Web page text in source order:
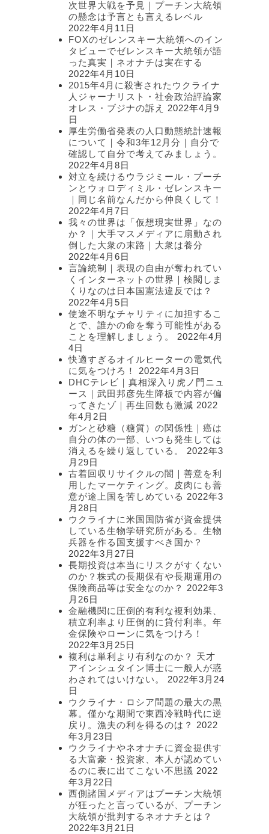
次世界大戦を予見｜プーチン大統領
の懸念は予言とも言えるレベル
2022年4月11日
FOXのゼレンスキー大統領へのイン
タビューでゼレンスキー大統領が語
った真実｜ネオナチは実在する
2022年4月10日
2015年4月に殺害されたウクライナ
人ジャーナリスト・社会政治評論家
オレス・ブジナの訴え
2022年4月9
日
厚生労働省発表の人口動態統計速報
について｜令和3年12月分｜自分で
確認して自分で考えてみましょう。
2022年4月8日
対立を続けるウラジミール・プーチ
ンとウォロディミル・ゼレンスキー
｜同じ名前なんだから仲良くして！
2022年4月7日
我々の世界は「仮想現実世界」なの
か？｜大手マスメディアに扇動され
倒した大衆の末路｜大衆は養分
2022年4月6日
言論統制｜表現の自由が奪われてい
くインターネットの世界｜検閲しま
くりなのは日本国憲法違反では？
2022年4月5日
使途不明なチャリティに加担するこ
とで、誰かの命を奪う可能性がある
ことを理解しましょう。
2022年4月
4日
快適すぎるオイルヒーターの電気代
に気をつけろ！
2022年4月3日
DHCテレビ｜真相深入り虎ノ門ニュ
ース｜武田邦彦先生降板で内容が偏
ってきたゾ｜再生回数も激減 2022
年4月2日
ガンと砂糖（糖質）の関係性｜癌は
自分の体の一部、いつも発生しては
消えるを繰り返している。
2022年3
月29日
古着回収リサイクルの闇｜善意を利
用したマーケティング。皮肉にも善
意が途上国を苦しめている 2022年3
月28日
ウクライナに米国国防省が資金提供
している生物学研究所がある。生物
兵器を作る国支援すべき国か？
2022年3月27日
長期投資は本当にリスクがすくない
のか？株式の長期保有や長期運用の
保険商品等は安全なのか？
2022年3
月26日
金融機関に圧倒的有利な複利効果、
積立利率より圧倒的に貸付利率。年
金保険やローンに気をつけろ！
2022年3月25日
複利は単利より有利なのか？ 天才
アインシュタイン博士に一般人が惑
わされてはいけない。
2022年3月24
日
ウクライナ・ロシア問題の最大の黒
幕。僅かな期間で東西冷戦時代に逆
戻り。漁夫の利を得るのは？
2022
年3月23日
ウクライナやネオナチに資金提供す
る大富豪・投資家、本人が認めてい
るのに表に出てこない不思議 2022
年3月22日
西側諸国メディアはプーチン大統領
が狂ったと言っているが、プーチン
大統領が批判するネオナチとは？
2022年3月21日